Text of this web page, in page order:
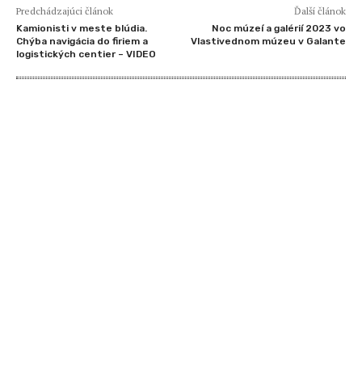
Predchádzajúci článok
Kamionisti v meste blúdia.
Chýba navigácia do firiem a
logistických centier – VIDEO
Ďalší článok
Noc múzeí a galérií 2023 vo
Vlastivednom múzeu v Galante